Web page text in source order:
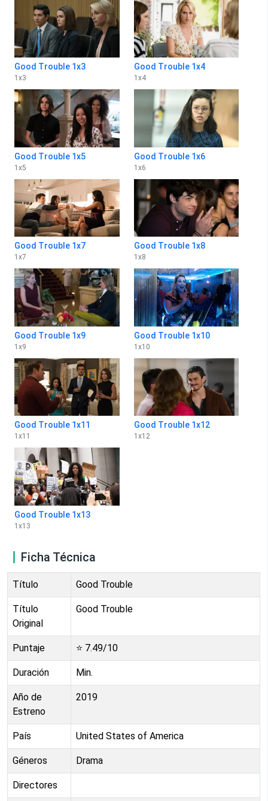
Good Trouble 1x3
1 x3
Good Trouble 1x4
1 x4
Good Trouble 1x5
1 x5
Good Trouble 1x6
1 x6
Good Trouble 1x7
1 x7
Good Trouble 1x8
1 x8
Good Trouble 1x9
1 x9
Good Trouble 1x10
1 x10
Good Trouble 1x11
1 x11
Good Trouble 1x12
1 x12
Good Trouble 1x13
1 x13
Ficha Técnica
Título Good Trouble
Título
Original
Good Trouble
Puntaje ⭐ 7.49/10
Duración Min.
Año de
Estreno
2019
País United States of America
Géneros Drama
Directores